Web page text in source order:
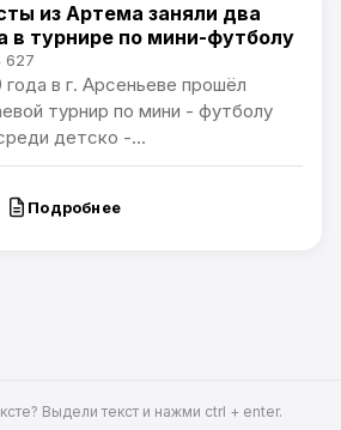
из Артема заняли два
в турнире по мини-футболу
года в г. Арсеньеве прошёл
турнир по мини - футболу
детско -...
Подробнее
Выдели текст и нажми ctrl + enter.